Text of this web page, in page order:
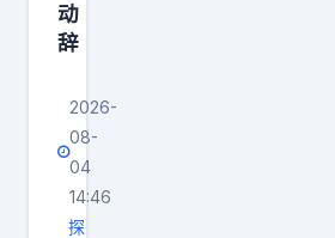
升
级
抗
。
要
知
动
辞
2026-
08-
04
14:46
探